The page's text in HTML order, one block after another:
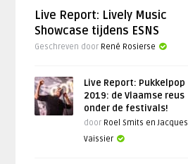
Live Report: Lively Music
Showcase tijdens ESNS
Geschreven door René Rosierse
Live Report: Pukkelpop
2019: de Vlaamse reus
onder de festivals!
door Roel Smits en Jacques
Vaissier